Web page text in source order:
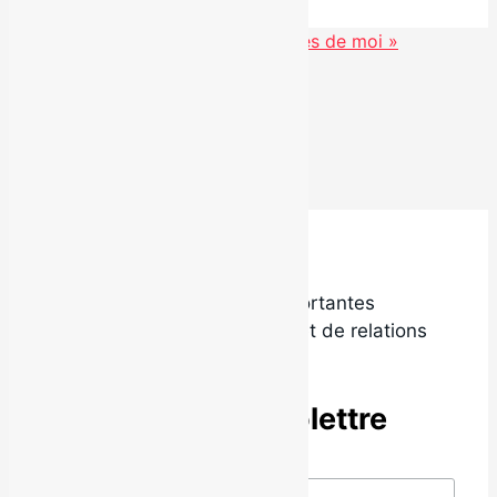
Raffy fait paraître le clip de « Auprès de moi »
Local9 est l’une des plus importantes
agences de promotion radio et de relations
Abonne-toi à l’infolettre